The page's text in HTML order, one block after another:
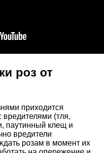
роз от
приходится
вредителями (тля,
паутинный клещ и
вредители
розам в момент их